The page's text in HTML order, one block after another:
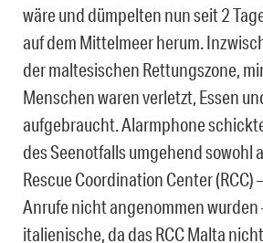
wäre und dümpelten nun seit 2
auf dem Mittelmeer herum.
der maltesischen Rettungszone,
Menschen waren verletzt, Essen
aufgebraucht. Alarmphone
des Seenotfalls umgehend sowohl
Rescue Coordination Center (RCC)
Anrufe nicht angenommen wurden
italienische, da das RCC Malta